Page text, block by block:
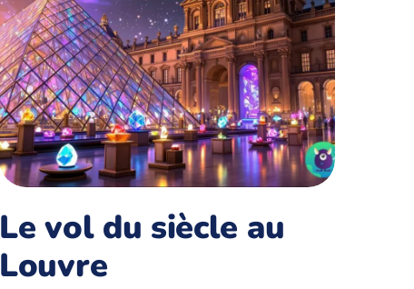
Le vol du siècle au
Louvre